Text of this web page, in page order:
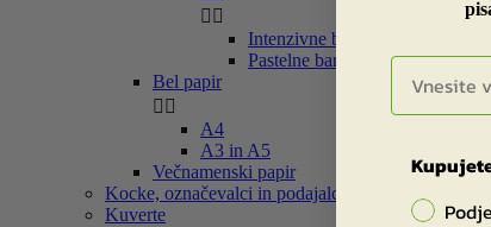
 
Intenzivne barve (Neon)
Pastelne barve
Bel papir
 
A4
A3 in A5
Večnamenski papir
Kocke, označevalci in podajalci
Kuverte
E-naslov